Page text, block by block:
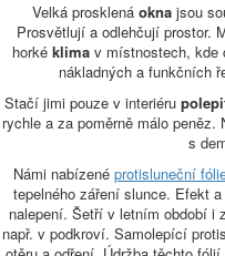
Velká prosklená oknajsou
Prosvětlují a odlehčují prostor.
horké klima v místnostech, kde
nákladných a funkčních
Stačí jimi pouze v interiéru
rychle a za poměrně málo
s
Námi nabízené protisluneční
tepelného záření slunce. Efekt a
nalepení. Šetří v letním období i
např. v podkroví. Samolepící